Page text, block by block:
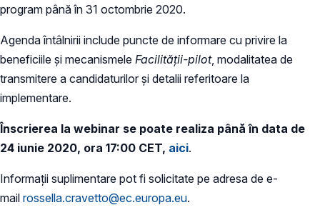
program până în 31 octombrie 2020.
Agenda întâlnirii include puncte de informare cu privire la
beneficiile și mecanismele Facilității-pilot, modalitatea de
transmitere a candidaturilor și detalii referitoare la
implementare.
Înscrierea la webinar se poate realiza până în data de
24 iunie 2020, ora 17:00 CET, aici.
Informații suplimentare pot fi solicitate pe adresa de e-
mail rossella.cravetto@ec.europa.eu.